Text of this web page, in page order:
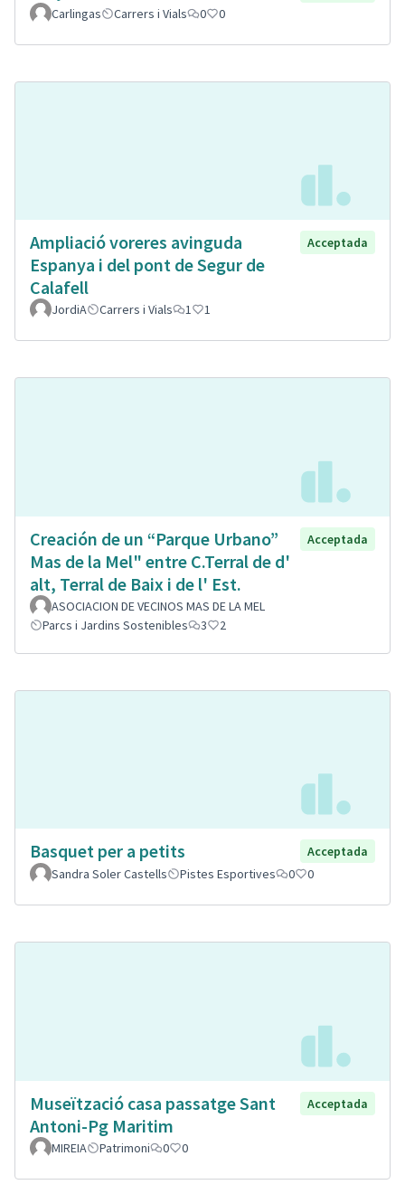
Carlingas Carrers i Vials 0 0
Ampliació voreres avinguda
Espanya i del pont de Segur de
Calafell
Acceptada
JordiA Carrers i Vials 1 1
Creación de un “Parque Urbano”
Mas de la Mel" entre C.Terral de d'
alt, Terral de Baix i de l' Est.
Acceptada
ASOCIACION DE VECINOS MAS DE LA MEL
Parcs i Jardins Sostenibles
3 2
Basquet per a petits
Acceptada
Sandra Soler Castells
Pistes Esportives 0 0
Museïtzació casa passatge Sant
Antoni-Pg Maritim
Acceptada
MIREIA Patrimoni 0 0